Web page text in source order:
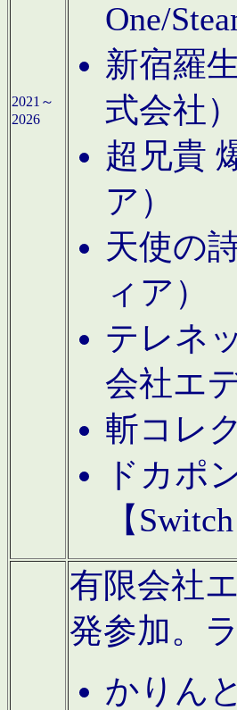
2021～
2026
One/
新宿羅
式会社）
超兄貴
ア）
天使の
ィア）
テレネ
会社エ
斬コレ
ドカポ
【
有限会社
発参加。
かりん